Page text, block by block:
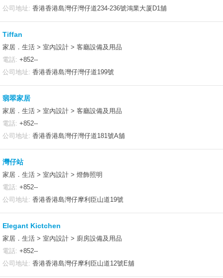
公司地址: 香港香港島灣仔灣仔道234-236號鴻業大厦D1舖
Tiffan
家居．生活 > 室內設計 > 客廳設備及用品
電話: +852--
公司地址: 香港香港島灣仔灣仔道199號
翡翠家居
家居．生活 > 室內設計 > 客廳設備及用品
電話: +852--
公司地址: 香港香港島灣仔灣仔道181號A舖
灣仔站
家居．生活 > 室內設計 > 燈飾照明
電話: +852--
公司地址: 香港香港島灣仔摩利臣山道19號
EIegant Kictchen
家居．生活 > 室內設計 > 廚房設備及用品
電話: +852--
公司地址: 香港香港島灣仔摩利臣山道12號E舖